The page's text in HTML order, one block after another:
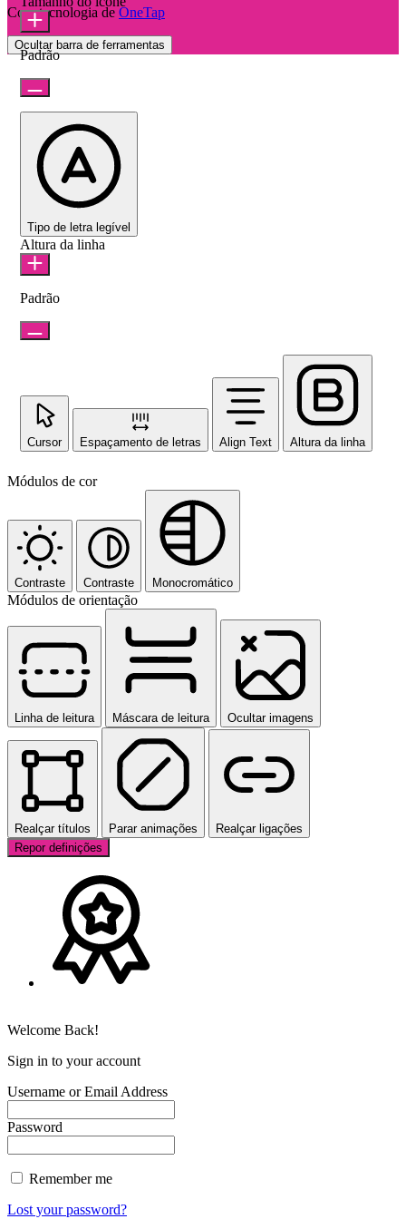
Com tecnologia de OneTap
Ocultar barra de ferramentas
Padrão
Tipo de letra legível
Altura da linha
Padrão
Cursor Espaçamento de letras Align Text Altura da linha
Módulos de cor
Contraste Contraste Monocromático
Módulos de orientação
Linha de leitura Máscara de leitura Ocultar imagens
Realçar títulos Parar animações
Realçar ligações
Repor definições
Welcome Back!
Sign in to your account
Username or Email Address
Password
Remember me
Lost your password?